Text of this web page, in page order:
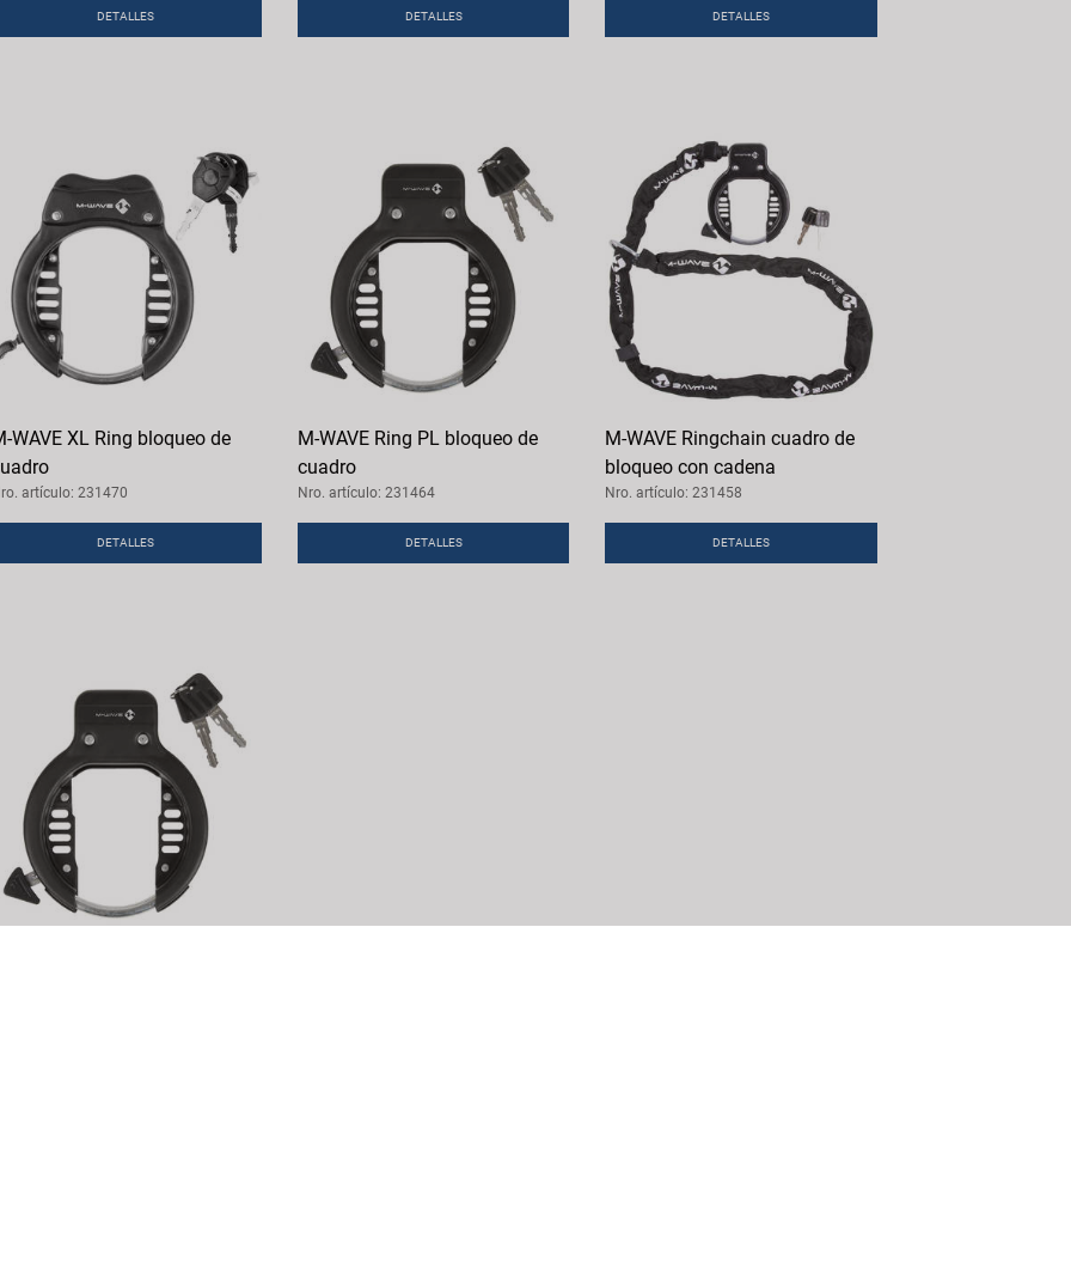
DETALLES DETALLES DETALLES
WAVE XL Ring bloqueo de
artículo: 231470
DETALLES
M-WAVE Ring PL bloqueo de
cuadro
Nro. artículo: 231464
DETALLES
M-WAVE Ringchain cuadro de
bloqueo con cadena
Nro. artículo: 231458
DETALLES